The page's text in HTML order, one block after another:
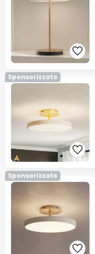
Sponsorizzato
Sponsorizzato